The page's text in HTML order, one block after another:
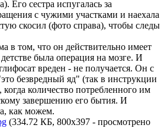
Его сестра испугалась за
с чужими участками и наехала
скосил (фото справа), чтобы следы
в том, что он действительно имеет
была операция на мозге. И
вреден - не получается. Он с
безвредный яд" (так в инструкции
количество потребленного им
завершению его бытия. И
как можем.
(334.72 КБ, 800x397 - просмотрено